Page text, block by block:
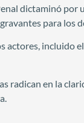
dictaminó
para los
actores, incluido
radican en la